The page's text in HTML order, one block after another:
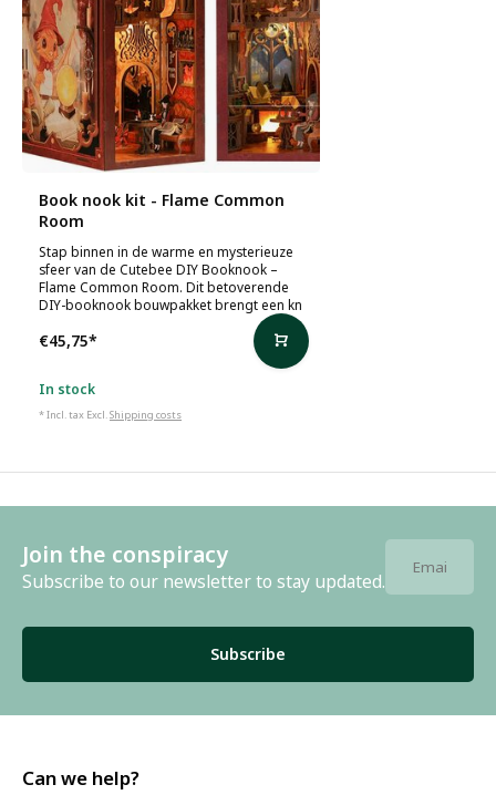
Book nook kit - Flame Common
Room
Stap binnen in de warme en mysterieuze
sfeer van de Cutebee DIY Booknook –
Flame Common Room. Dit betoverende
DIY-booknook bouwpakket brengt een kn
€45,75*
In stock
* Incl. tax Excl.Shipping costs
Join the conspiracy
Subscribe to our newsletter to stay updated.
Subscribe
Can we help?